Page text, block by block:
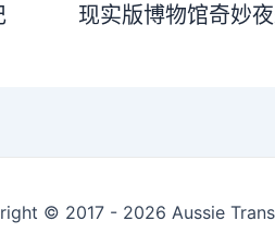
现实版博物馆奇妙
© 2017 - 2026 Aussie